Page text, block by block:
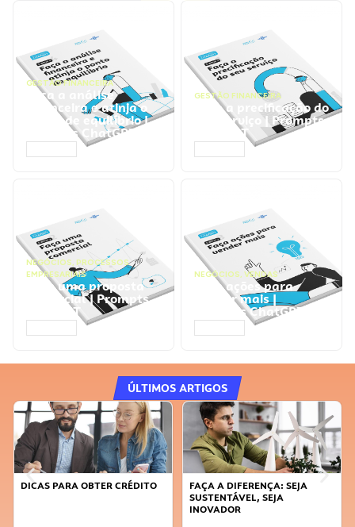
GESTÃO FINANCEIRA
Faça a análise
financeira e atinja o
ponto de equilíbrio |
Prompts ChatGPT
GESTÃO FINANCEIRA
Faça a precificação do
seu serviço | Prompts
ChatGPT
NEGÓCIOS, PROCESSOS
EMPRESARIAIS
Faça uma proposta
comercial | Prompts
ChatGPT
NEGÓCIOS, VENDAS
Faça ações para
vender mais |
Prompts ChatGPT
ÚLTIMOS ARTIGOS
DICAS PARA OBTER CRÉDITO
FAÇA A DIFERENÇA: SEJA
SUSTENTÁVEL, SEJA
INOVADOR